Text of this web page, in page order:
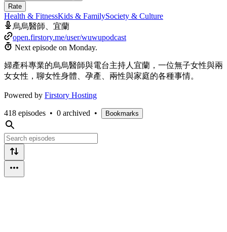
Rate
Health & FitnessKids & FamilySociety & Culture
烏烏醫師、宜蘭
open.firstory.me/user/wuwupodcast
Next episode on Monday.
婦產科專業的烏烏醫師與電台主持人宜蘭，一位無子女性與兩
女女性，聊女性身體、孕產、兩性與家庭的各種事情。
Powered by Firstory Hosting
418 episodes • 0 archived • Bookmarks